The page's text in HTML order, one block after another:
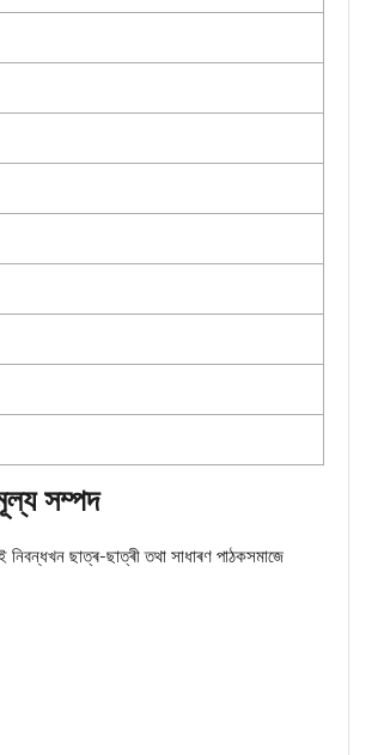
সম্পদ
নিবন্ধখন ছাত্ৰ-ছাত্ৰী তথা সাধাৰণ পাঠকসমাজে